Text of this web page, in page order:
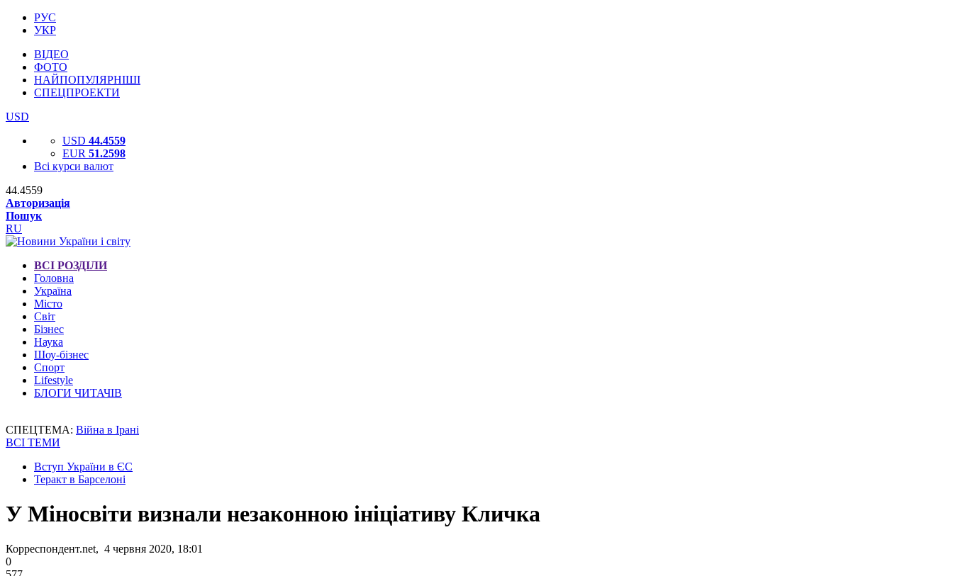
РУС
УКР
ВІДЕО
ФОТО
НАЙПОПУЛЯРНІШІ
СПЕЦПРОЕКТИ
USD
USD 44.4559
EUR 51.2598
Всі курси валют
44.4559
Авторизація
Пошук
RU
ВСІ РОЗДІЛИ
Головна
Україна
Місто
Світ
Бізнес
Наука
Шоу-бізнес
Спорт
Lifestyle
БЛОГИ ЧИТАЧІВ
СПЕЦТЕМА: Війна в Ірані
ВСІ ТЕМИ
Вступ України в ЄС
Теракт в Барселоні
У Міносвіти визнали незаконною ініціативу Кличка
Корреспондент.net, 4 червня 2020, 18:01
0